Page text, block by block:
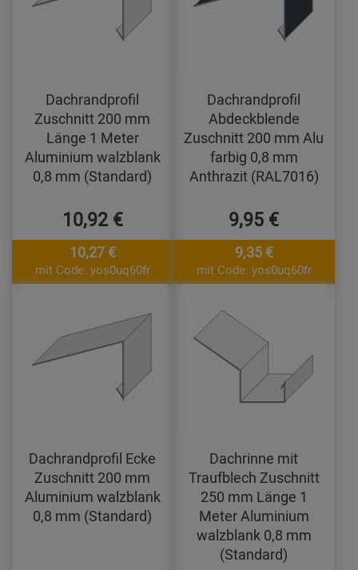
Dachrandprofil
Zuschnitt 200 mm
Länge 1 Meter
Aluminium walzblank
0,8 mm (Standard)
10,92 €
10,27 €
mit Code: yos0uq60fr
Dachrandprofil
Abdeckblende
Zuschnitt 200 mm Alu
farbig 0,8 mm
Anthrazit (RAL7016)
9,95 €
9,35 €
mit Code: yos0uq60fr
Dachrandprofil Ecke
Zuschnitt 200 mm
Aluminium walzblank
0,8 mm (Standard)
Dachrinne mit
Traufblech Zuschnitt
250 mm Länge 1
Meter Aluminium
walzblank 0,8 mm
(Standard)